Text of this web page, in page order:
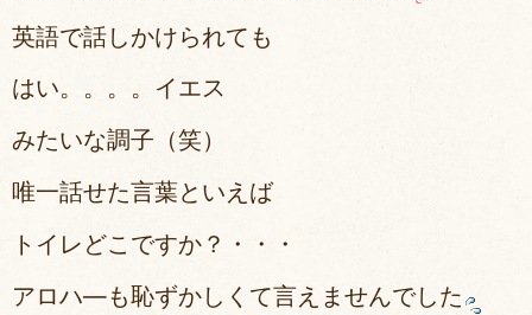
英語で話しかけられても
はい。。。。イエス
みたいな調子（笑）
唯一話せた言葉といえば
トイレどこですか？・・・
アロハ―も恥ずかしくて言えませんでした